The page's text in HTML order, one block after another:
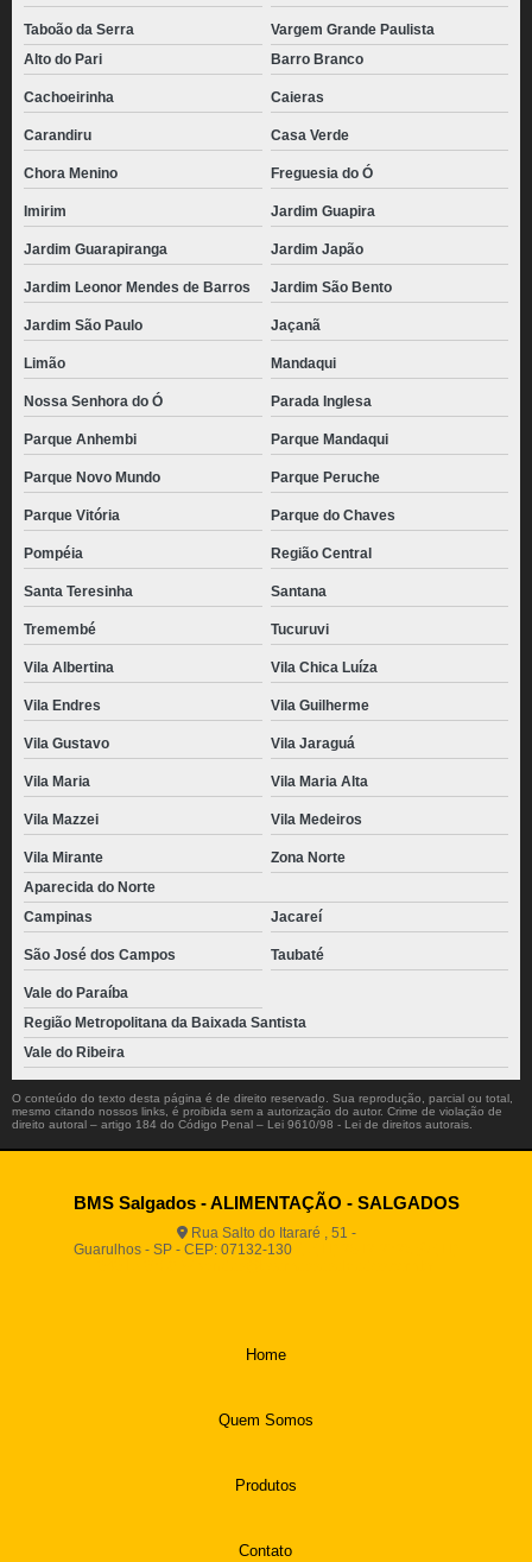
Taboão da Serra
Vargem Grande Paulista
Alto do Pari
Barro Branco
Cachoeirinha Caieras
Carandiru Casa Verde
Chora Menino Freguesia do Ó
Imirim Jardim Guapira
Jardim Guarapiranga Jardim Japão
Jardim Leonor Mendes de Barros Jardim São Bento
Jardim São Paulo Jaçanã
Limão Mandaqui
Nossa Senhora do Ó Parada Inglesa
Parque Anhembi Parque Mandaqui
Parque Novo Mundo Parque Peruche
Parque Vitória Parque do Chaves
Pompéia Região Central
Santa Teresinha Santana
Tremembé Tucuruvi
Vila Albertina Vila Chica Luíza
Vila Endres Vila Guilherme
Vila Gustavo Vila Jaraguá
Vila Maria Vila Maria Alta
Vila Mazzei Vila Medeiros
Vila Mirante
Zona Norte
Aparecida do Norte
Campinas
Jacareí
São José dos Campos Taubaté
Vale do Paraíba
Região Metropolitana da Baixada Santista
Vale do Ribeira
O conteúdo do texto desta página é de direito reservado. Sua reprodução, parcial ou total,
mesmo citando nossos links, é proibida sem a autorização do autor. Crime de violação de
direito autoral – artigo 184 do Código Penal – Lei 9610/98 - Lei de direitos autorais
BMS Salgados - ALIMENTAÇÃO - SALGADOS
Rua Salto do Itararé , 51 -
Guarulhos - SP - CEP: 07132-130
Home
Quem Somos
Produtos
Contato